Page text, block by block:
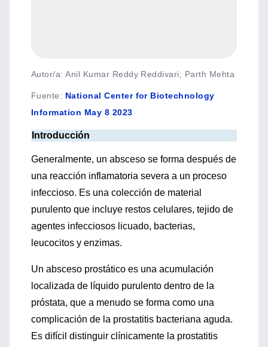
Autor/a: Anil Kumar Reddy Reddivari; Parth Mehta
Fuente: National Center for Biotechnology
Information May 8 2023
Introducción
Generalmente, un absceso se forma después de
una reacción inflamatoria severa a un proceso
infeccioso. Es una colección de material
purulento que incluye restos celulares, tejido de
agentes infecciosos licuado, bacterias,
leucocitos y enzimas.
Un absceso prostático es una acumulación
localizada de líquido purulento dentro de la
próstata, que a menudo se forma como una
complicación de la prostatitis bacteriana aguda.
Es difícil distinguir clínicamente la prostatitis